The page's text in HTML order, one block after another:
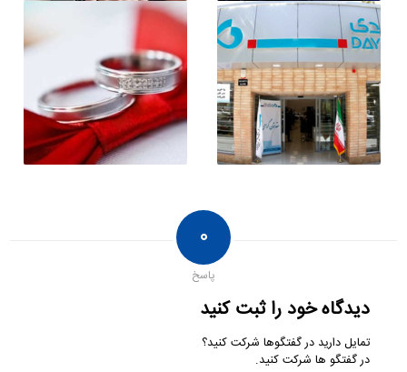
۰
پاسخ
دیدگاه خود را ثبت کنید
تمایل دارید در گفتگوها شرکت کنید؟
در گفتگو ها شرکت کنید.